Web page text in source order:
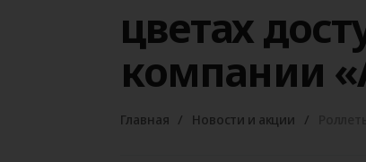
Секционные ворота
откатных ворот
Рольставни на окна
платформы
(доклевеллеры)
цветах
компании
Главная Новости и акции